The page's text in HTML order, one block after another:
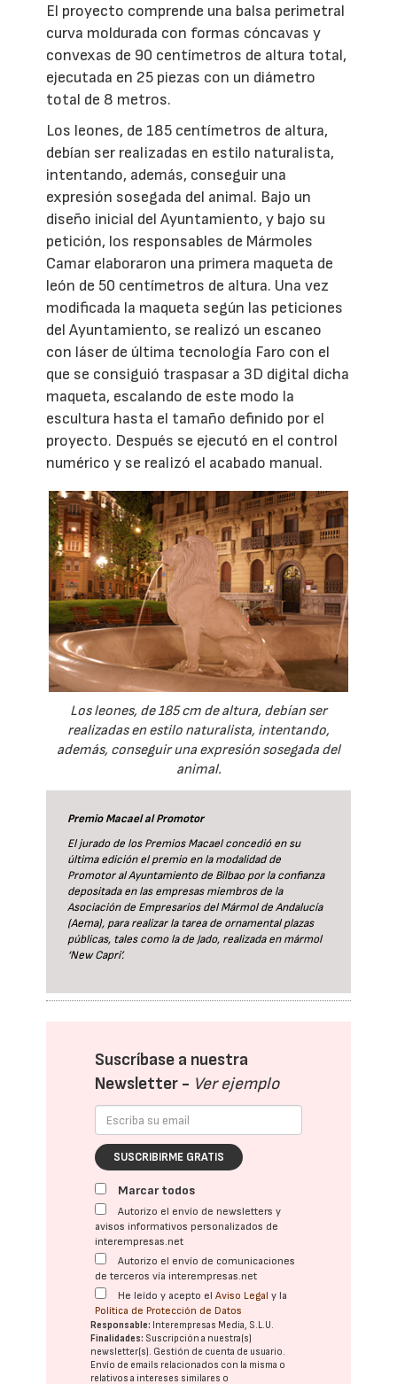
El proyecto comprende una balsa perimetral
curva moldurada con formas cóncavas y
convexas de 90 centímetros de altura total,
ejecutada en 25 piezas con un diámetro
total de 8 metros.
Los leones, de 185 centímetros de altura,
debían ser realizadas en estilo naturalista,
intentando, además, conseguir una
expresión sosegada del animal. Bajo un
diseño inicial del Ayuntamiento, y bajo su
petición, los responsables de Mármoles
Camar elaboraron una primera maqueta de
león de 50 centímetros de altura. Una vez
modificada la maqueta según las peticiones
del Ayuntamiento, se realizó un escaneo
con láser de última tecnología Faro con el
que se consiguió traspasar a 3D digital dicha
maqueta, escalando de este modo la
escultura hasta el tamaño definido por el
proyecto. Después se ejecutó en el control
numérico y se realizó el acabado manual.
Los leones, de 185 cm de altura, debían ser
realizadas en estilo naturalista, intentando,
además, conseguir una expresión sosegada del
animal.
Premio Macael al Promotor
El jurado de los Premios Macael concedió en su
última edición el premio en la modalidad de
Promotor al Ayuntamiento de Bilbao por la confianza
depositada en las empresas miembros de la
Asociación de Empresarios del Mármol de Andalucía
(Aema), para realizar la tarea de ornamental plazas
públicas, tales como la de Jado, realizada en mármol
‘New Capri’.
Suscríbase a nuestra
Newsletter - Ver ejemplo
SUSCRIBIRME GRATIS
Marcar todos
Autorizo el envío de newsletters y
avisos informativos personalizados de
interempresas.net
Autorizo el envío de comunicaciones
de terceros vía interempresas.net
He leído y acepto elAviso Legal y la
Política de Protección de Datos
Responsable: Interempresas Media, S.L.U.
Finalidades: Suscripción a nuestra(s)
newsletter(s). Gestión de cuenta de usuario.
Envío de emails relacionados con la misma o
relativos a intereses similares o